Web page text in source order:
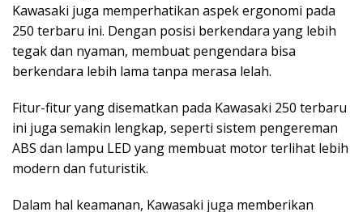
Kawasaki juga memperhatikan aspek ergonomi pada
250 terbaru ini. Dengan posisi berkendara yang lebih
tegak dan nyaman, membuat pengendara bisa
berkendara lebih lama tanpa merasa lelah.
Fitur-fitur yang disematkan pada Kawasaki 250 terbaru
ini juga semakin lengkap, seperti sistem pengereman
ABS dan lampu LED yang membuat motor terlihat lebih
modern dan futuristik.
Dalam hal keamanan, Kawasaki juga memberikan